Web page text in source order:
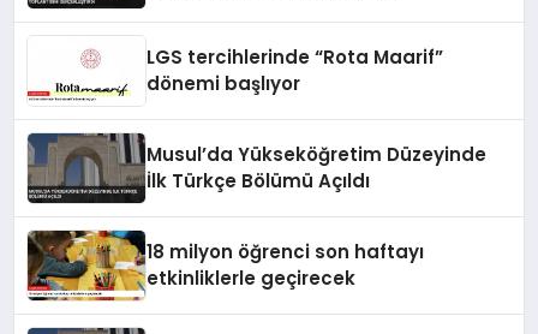
LGS tercihlerinde “Rota Maarif”
dönemi başlıyor
Musul’da Yükseköğretim Düzeyinde
İlk Türkçe Bölümü Açıldı
18 milyon öğrenci son haftayı
etkinliklerle geçirecek